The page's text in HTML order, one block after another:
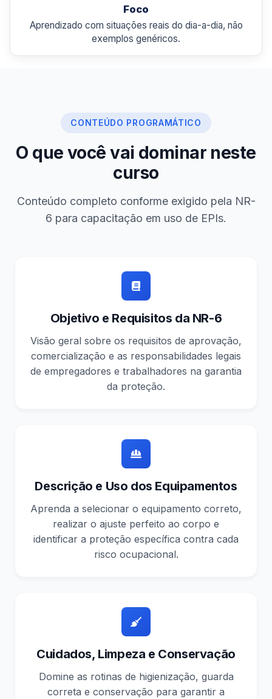
Foco
Aprendizado com situações reais do dia-a-dia, não
exemplos genéricos.
CONTEÚDO PROGRAMÁTICO
O que você vai dominar neste
curso
Conteúdo completo conforme exigido pela NR-
6 para capacitação em uso de EPIs.
Objetivo e Requisitos da NR-6
Visão geral sobre os requisitos de aprovação,
comercialização e as responsabilidades legais
de empregadores e trabalhadores na garantia
da proteção.
Descrição e Uso dos Equipamentos
Aprenda a selecionar o equipamento correto,
realizar o ajuste perfeito ao corpo e
identificar a proteção específica contra cada
risco ocupacional.
Cuidados, Limpeza e Conservação
Domine as rotinas de higienização, guarda
correta e conservação para garantir a